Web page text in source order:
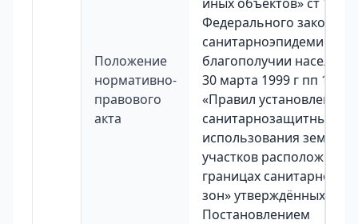
Положение
нормативно-
правового
акта
Федерального закона
благополучии
30 марта 1999 г пп 1117
«Правил установления
санитарнозащитных
использования
участков
границах
зон» утверждённых
Постановлением